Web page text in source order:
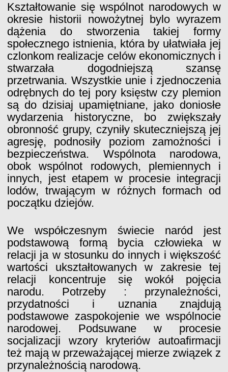
Kształtowanie się wspólnot narodowych w
okresie historii nowożytnej bylo wyrazem
dążenia do stworzenia takiej formy
społecznego istnienia, która by ułatwiała jej
czlonkom realizacje celów ekonomicznych i
stwarzała dogodniejszą szansę
przetrwania. Wszystkie unie i zjednoczenia
odrębnych do tej pory księstw czy plemion
są do dzisiaj upamiętniane, jako doniosłe
wydarzenia historyczne, bo zwiększały
obronność grupy, czyniły skuteczniejszą jej
agresję, podnosiły poziom zamożności i
bezpieczeństwa. Wspólnota narodowa,
obok wspólnot rodowych, plemiennych i
innych, jest etapem w procesie integracji
lodów, trwającym w różnych formach od
początku dziejów.
We współczesnym świecie naród jest
podstawową formą bycia człowieka w
relacji ja w stosunku do innych i większość
wartości ukształtowanych w zakresie tej
relacji koncentruje się wokół pojęcia
narodu. Potrzeby : przynależności,
przydatności i uznania znajdują
podstawowe zaspokojenie we wspólnocie
narodowej. Podsuwane w procesie
socjalizacji wzory kryteriów autoafirmacji
też mają w przeważającej mierze związek z
przynależnością narodową.